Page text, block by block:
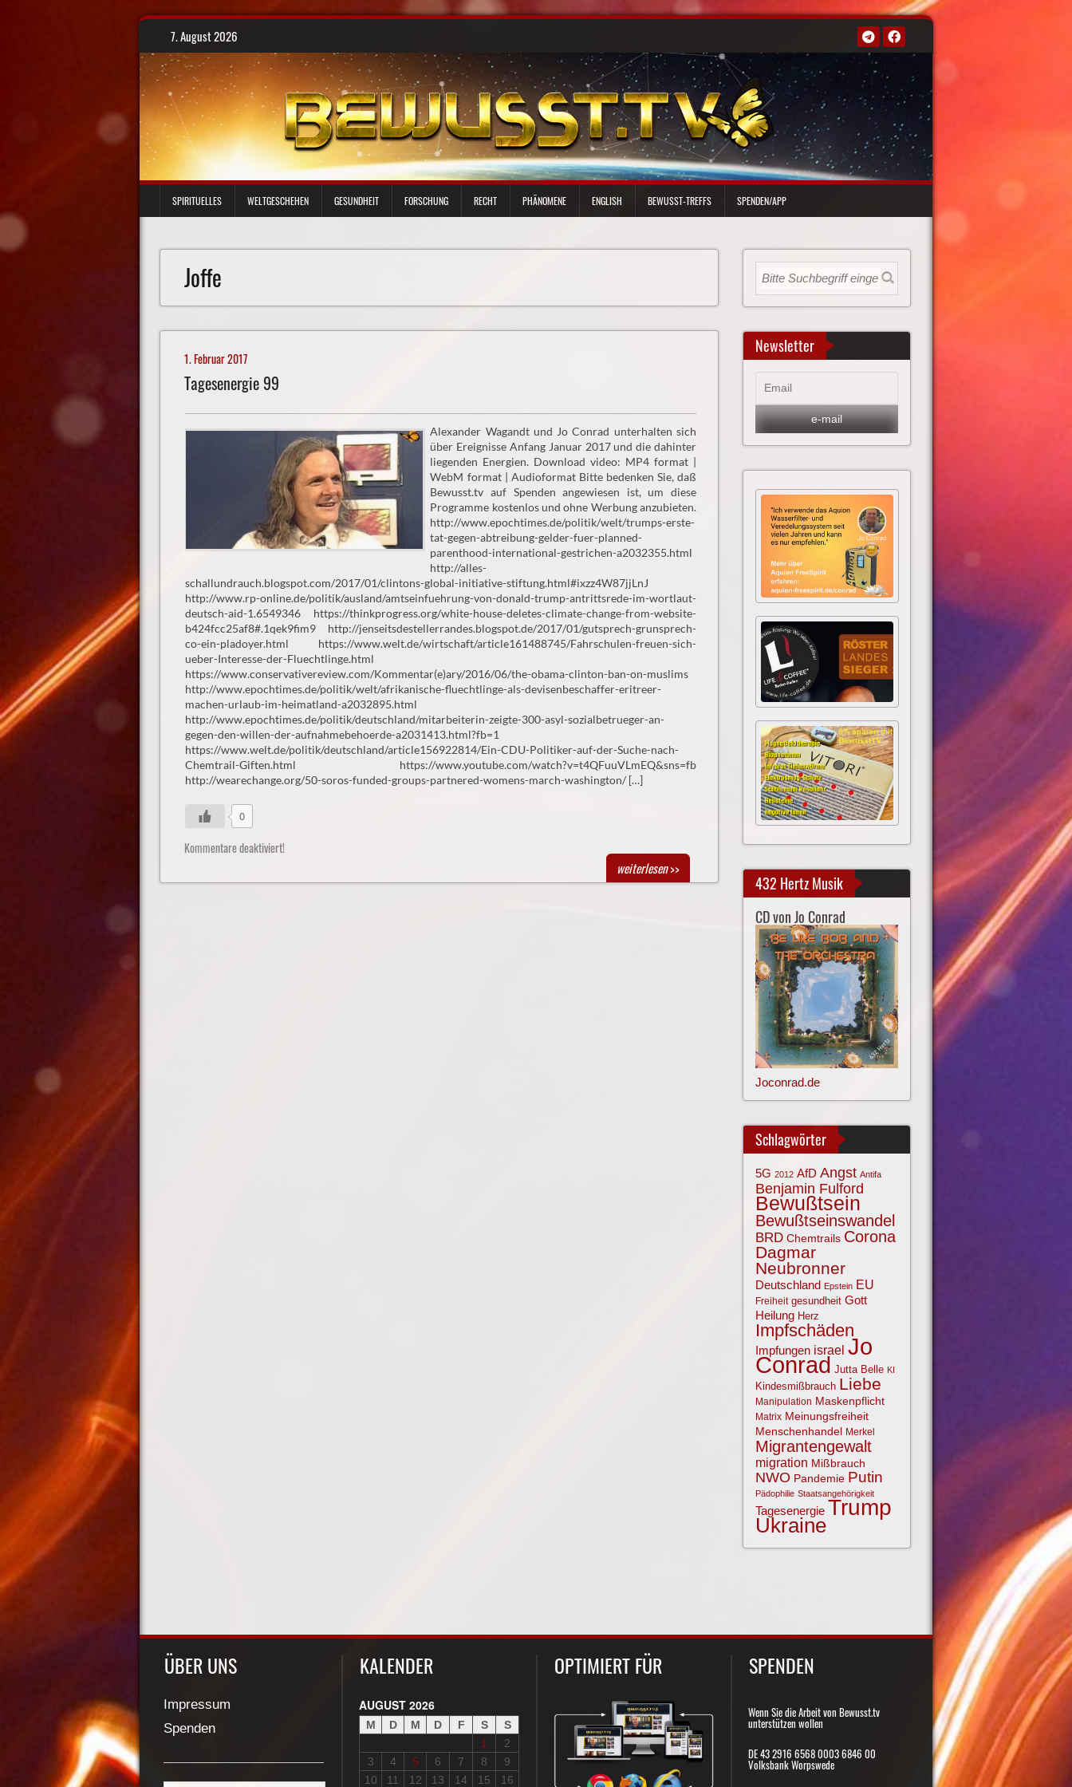
Skip
content
7. August 2026
SPIRITUELLES WELTGESCHEHEN GESUNDHEIT FORSCHUNG RECHT PHÄNOMENE ENGLISH BEWUSST-TREFFS SPENDEN/APP
Joffe
1. Februar 2017
Tagesenergie 99
Alexander Wagandt und Jo Conrad unterhalten sich
über Ereignisse Anfang Januar 2017 und die dahinter
liegenden Energien. Download video: MP4 format |
WebM format | Audioformat Bitte bedenken Sie, daß
Bewusst.tv auf Spenden angewiesen ist, um diese
Programme kostenlos und ohne Werbung anzubieten.
http://www.epochtimes.de/politik/welt/trumps-erste-
tat-gegen-abtreibung-gelder-fuer-planned-
parenthood-international-gestrichen-a2032355.html
http://alles-
schallundrauch.blogspot.com/2017/01/clintons-global-initiative-stiftung.html#ixzz4W87jjLnJ
http://www.rp-online.de/politik/ausland/amtseinfuehrung-von-donald-trump-antrittsrede-im-wortlaut-
deutsch-aid-1.6549346 https://thinkprogress.org/white-house-deletes-climate-change-from-website-
b424fcc25af8#.1qek9fim9 http://jenseitsdestellerrandes.blogspot.de/2017/01/gutsprech-grunsprech-
co-ein-pladoyer.html https://www.welt.de/wirtschaft/article161488745/Fahrschulen-freuen-sich-
ueber-Interesse-der-Fluechtlinge.html
https://www.conservativereview.com/Kommentar(e)ary/2016/06/the-obama-clinton-ban-on-muslims
http://www.epochtimes.de/politik/welt/afrikanische-fluechtlinge-als-devisenbeschaffer-eritreer-
machen-urlaub-im-heimatland-a2032895.html
http://www.epochtimes.de/politik/deutschland/mitarbeiterin-zeigte-300-asyl-sozialbetrueger-an-
gegen-den-willen-der-aufnahmebehoerde-a2031413.html?fb=1
https://www.welt.de/politik/deutschland/article156922814/Ein-CDU-Politiker-auf-der-Suche-nach-
Chemtrail-Giften.html https://www.youtube.com/watch?v=t4QFuuVLmEQ&sns=fb
http://wearechange.org/50-soros-funded-groups-partnered-womens-march-washington/ […]
0
Kommentare deaktiviert!
weiterlesen>>
Newsletter
432 Hertz Musik
CD von Jo Conrad
Joconrad.de
Schlagwörter
5G 2012 AfD Angst Antifa
Benjamin Fulford
Bewußtsein
Bewußtseinswandel
BRD Chemtrails Corona
Dagmar
Neubronner
Deutschland Epstein EU
Freiheit gesundheit Gott
Heilung Herz
Impfschäden
Impfungen israel Jo
Conrad Jutta Belle KI
Kindesmißbrauch Liebe
Manipulation Maskenpflicht
Matrix Meinungsfreiheit
Menschenhandel Merkel
Migrantengewalt
migration Mißbrauch
NWO Pandemie Putin
Pädophilie Staatsangehörigkeit
Tagesenergie Trump
Ukraine
ÜBER UNS
Impressum
Spenden
KALENDER
AUGUST 2026
M D M D F S
S
1
2
3
4 5 6 7 8
9
10
11 12 13 14 15 16
OPTIMIERT FÜR SPENDEN
Wenn Sie die Arbeit von Bewusst.tv
unterstützen wollen
DE 43 2916 6568 0003 6846 00
Volksbank Worpswede